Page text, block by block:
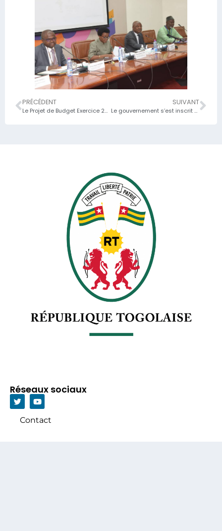
PRÉCÉDENT
Le Projet de Budget Exercice 2025 sur la table de la Commission des Finances et du Développement Économique ;
SUIVANT
Le gouvernement s’est inscrit dans la poursuite de la mise en œuvre des réformes structurelles et des politiques de développement en lien avec la feuille de route 2025 à travers le projet de loi de finances rectificative exercice 2024 examiné et adopté..
Réseaux sociaux
Contact